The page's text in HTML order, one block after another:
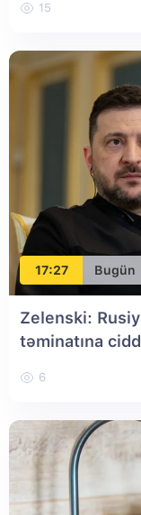
15
17:27 Bugün
Zelenski:
təminatına
6